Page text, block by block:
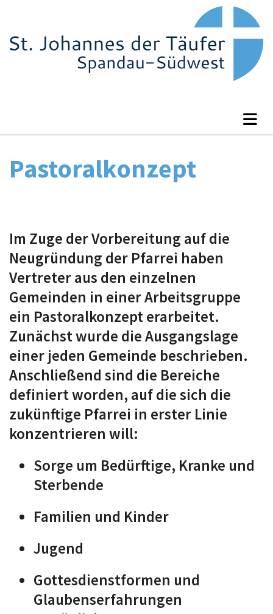
Pastoralkonzept
Im Zuge der Vorbereitung auf die
Neugründung der Pfarrei haben
Vertreter aus den einzelnen
Gemeinden in einer Arbeitsgruppe
ein Pastoralkonzept erarbeitet.
Zunächst wurde die Ausgangslage
einer jeden Gemeinde beschrieben.
Anschließend sind die Bereiche
definiert worden, auf die sich die
zukünftige Pfarrei in erster Linie
konzentrieren will:
­Sorge um Bedürftige, Kranke und
Sterbende
Familien und Kinder
Jugend
Gottesdienstformen und
Glaubenserfahrungen